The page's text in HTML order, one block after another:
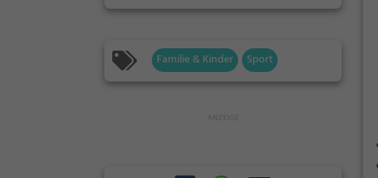
Familie & Kinder Sport